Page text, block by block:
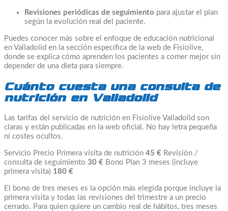
Revisiones periódicas de seguimiento para ajustar el plan
según la evolución real del paciente.
Puedes conocer más sobre el enfoque de educación nutricional
en Valladolid en la sección específica de la web de Fisiolive,
donde se explica cómo aprenden los pacientes a comer mejor sin
depender de una dieta para siempre.
Cuánto cuesta una consulta de
nutrición en Valladolid
Las tarifas del servicio de nutrición en Fisiolive Valladolid son
claras y están publicadas en la web oficial. No hay letra pequeña
ni costes ocultos.
Servicio Precio Primera visita de nutrición 45 € Revisión /
consulta de seguimiento 30 € Bono Plan 3 meses (incluye
primera visita) 180 €
El bono de tres meses es la opción más elegida porque incluye la
primera visita y todas las revisiones del trimestre a un precio
cerrado. Para quien quiere un cambio real de hábitos, tres meses